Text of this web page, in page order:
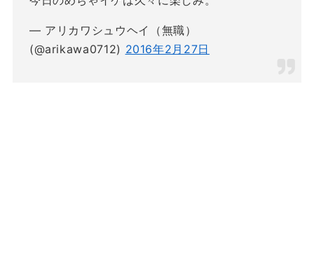
— アリカワシュウヘイ（無職）
(@arikawa0712) 2016年2月27日